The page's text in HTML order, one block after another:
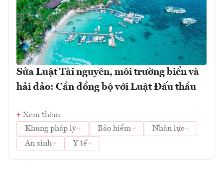
Sửa Luật Tài nguyên, môi trường biển và
hải đảo: Cần đồng bộ với Luật Đấu thầu
Xem thêm
Khung pháp lý
Bảo hiểm
Nhân lực
An sinh
Y tế